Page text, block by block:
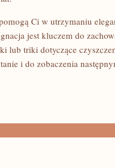
Ci w ‍utrzymaniu
jest kluczem do
lub triki dotyczące
i do zobaczenia